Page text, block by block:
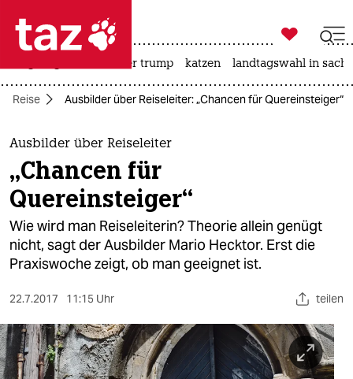
 taz zahl ich
taz zahl ich
themen
politik
öko
gesellschaft
sport
berlin

taz zahl ich
usa unter trump katzen landtagswahl in
Reise Ausbilder über Reiseleiter: „Chancen für Quereinsteiger“
Ausbilder über Reiseleiter
„Chancen für
Quereinsteiger“
Wie wird man Reiseleiterin? Theorie allein genügt
nicht, sagt der Ausbilder Mario Hecktor. Erst die
Praxiswoche zeigt, ob man geeignet ist.
22.7.2017 11:15 Uhr teilen